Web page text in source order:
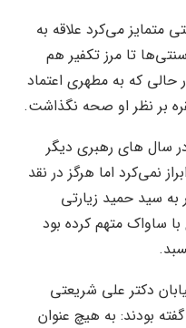
متمایز می‌کرد علاقه به
تا مرز تکفیر هم
حالی که به مطهری اعتماد
بر نظر او صحه نگذاشت.
سال های رهبری دیگر
نمی‌کرد اما هرگز در نقد
سید حمید زیارتی
ساواک متهم کرده بود
دکتر علی شریعتی
بودند: به هیچ عنوان